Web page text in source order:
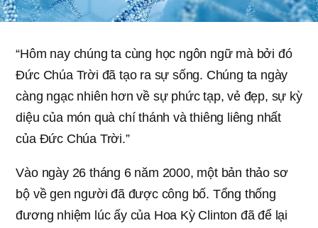
“Hôm nay chúng ta cùng học ngôn ngữ mà bởi đó
Đức Chúa Trời đã tạo ra sự sống. Chúng ta ngày
càng ngạc nhiên hơn về sự phức tạp, vẻ đẹp, sự kỳ
diệu của món quà chí thánh và thiêng liêng nhất
của Đức Chúa Trời.”
Vào ngày 26 tháng 6 năm 2000, một bản thảo sơ
bộ về gen người đã được công bố. Tổng thống
đương nhiệm lúc ấy của Hoa Kỳ Clinton đã để lại